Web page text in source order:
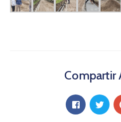
Compartir